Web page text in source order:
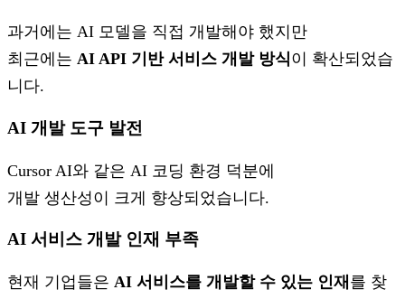
과거에는 AI 모델을 직접 개발해야 했지만
최근에는 AI API 기반 서비스 개발 방식이 확산되었습
니다.
AI 개발 도구 발전
Cursor AI와 같은 AI 코딩 환경 덕분에
개발 생산성이 크게 향상되었습니다.
AI 서비스 개발 인재 부족
현재 기업들은 AI 서비스를 개발할 수 있는 인재 를 찾